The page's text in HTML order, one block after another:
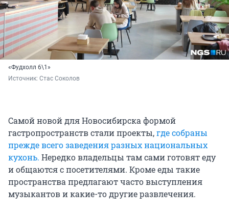
«Фудхолл 6\1»
Источник: Стас Соколов
Самой новой для Новосибирска формой
гастропространств стали проекты,где собраны
прежде всего заведения разных национальных
кухонь. Нередко владельцы там сами готовят еду
и общаются с посетителями. Кроме еды такие
пространства предлагают часто выступления
музыкантов и какие-то другие развлечения.